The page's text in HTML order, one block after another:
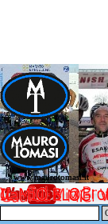
www.maurotomasi.it
www.maurotomasi.it